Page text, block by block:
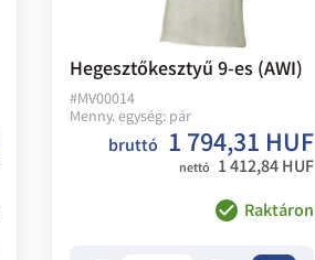
Hegesztőkesztyű 9-es (AWI)
#MV00014
Menny. egység: pár
bruttó 1 794,31 HUF
nettó 1 412,84 HUF
Raktáron